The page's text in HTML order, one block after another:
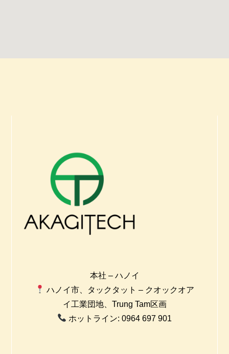
本社 – ハノイ
ハノイ市、タックタット – クオックオア
イ工業団地、Trung Tam区画
ホットライン: 0964 697 901